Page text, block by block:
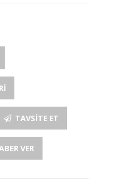
TAVSITE ET
VER